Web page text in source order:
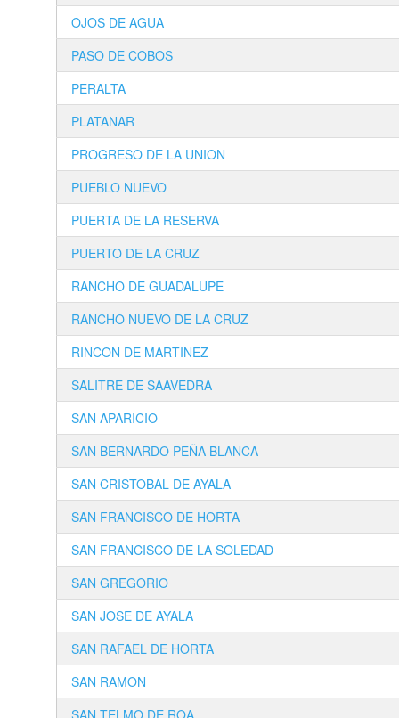
OJOS DE AGUA
PASO DE COBOS
PERALTA
PLATANAR
PROGRESO DE LA UNION
PUEBLO NUEVO
PUERTA DE LA RESERVA
PUERTO DE LA CRUZ
RANCHO DE GUADALUPE
RANCHO NUEVO DE LA CRUZ
RINCON DE MARTINEZ
SALITRE DE SAAVEDRA
SAN APARICIO
SAN BERNARDO PEÑA BLANCA
SAN CRISTOBAL DE AYALA
SAN FRANCISCO DE HORTA
SAN FRANCISCO DE LA SOLEDAD
SAN GREGORIO
SAN JOSE DE AYALA
SAN RAFAEL DE HORTA
SAN RAMON